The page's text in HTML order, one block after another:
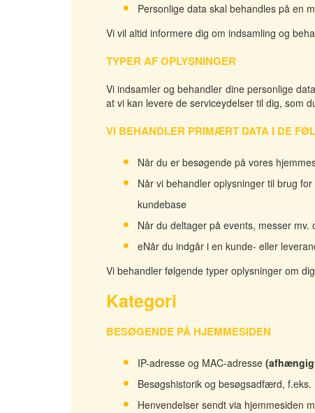
Personlige data skal behandles på en
Vi vil altid informere dig om indsamling og
TYPER AF OPLYSNINGER
Vi indsamler og behandler dine personlige
at vi kan levere de serviceydelser til dig, som
VI BEHANDLER PRIMÆRT DATA I DE
Når du er besøgende på vores
Når vi behandler oplysninger til brug
kundebase
Når du deltager på events, messer
eNår du indgår i en kunde- eller
Vi behandler følgende typer oplysninger om
Kategori
BESØGENDE PÅ HJEMMESIDEN
IP-adresse og MAC-adresse
Besøgshistorik og besøgsadfærd,
Henvendelser sendt via hjemmesiden